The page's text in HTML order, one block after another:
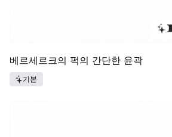
베르세르크의 퍽의 간단한 윤곽
기본